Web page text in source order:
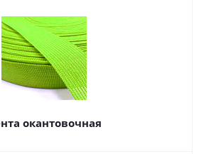
окантовочная